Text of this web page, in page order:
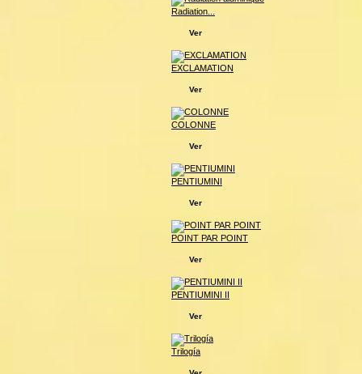
Radiation...
Ver
EXCLAMATION
Ver
COLONNE
Ver
PENTIUMINI
Ver
POINT PAR POINT
Ver
PENTIUMINI II
Ver
Trilogía